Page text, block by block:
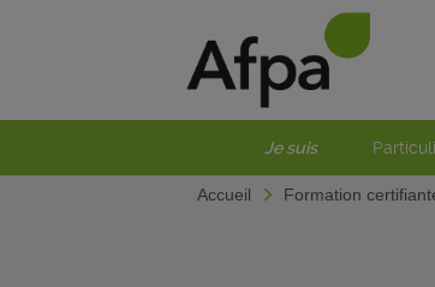
Je suis
Accueil Formation